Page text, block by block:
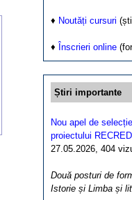
♦ Noutăți cursuri
♦ Înscrieri online
Știri importante
Nou apel de
proiectului RECRED
27.05.2026, 404
Două posturi de
Istorie și Limba și